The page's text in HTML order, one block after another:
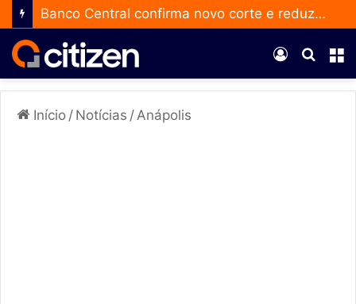
Banco Central confirma novo corte e reduz a taxa Selic para 14% ao ano
por
Entrar
Início / Notícias / Anápolis